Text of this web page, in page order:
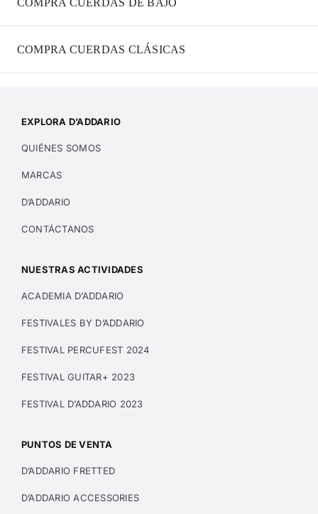
COMPRA CUERDAS CLÁSICAS
EXPLORA D’ADDARIO
QUIÉNES SOMOS
MARCAS
D’ADDARIO
CONTÁCTANOS
NUESTRAS ACTIVIDADES
ACADEMIA D’ADDARIO
FESTIVALES BY D’ADDARIO
FESTIVAL PERCUFEST 2024
FESTIVAL GUITAR+ 2023
FESTIVAL D’ADDARIO 2023
PUNTOS DE VENTA
D’ADDARIO FRETTED
D’ADDARIO ACCESSORIES